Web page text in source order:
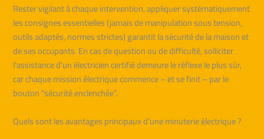
Rester vigilant à chaque intervention, appliquer systématiquement
les consignes essentielles (jamais de manipulation sous tension,
outils adaptés, normes strictes) garantit la sécurité de la maison et
de ses occupants. En cas de question ou de difficulté, solliciter
l’assistance d’un électricien certifié demeure le réflexe le plus sûr,
car chaque mission électrique commence – et se finit – par le
bouton “sécurité enclenchée”.
Quels sont les avantages principaux d’une minuterie électrique ?